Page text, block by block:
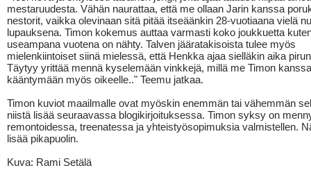
mestaruudesta. Vähän naurattaa, että me ollaan Jarin kanssa
nestorit, vaikka olevinaan sitä pitää itseäänkin 28-vuotiaana vielä
lupauksena. Timon kokemus auttaa varmasti koko joukkuetta
useampana vuotena on nähty. Talven jääratakisoista tulee myös
mielenkiintoiset siinä mielessä, että Henkka ajaa sielläkin aika
Täytyy yrittää mennä kyselemään vinkkejä, millä me Timon
kääntymään myös oikeelle.." Teemu jatkaa.
Timon kuviot maailmalle ovat myöskin enemmän tai vähemmän
niistä lisää seuraavassa blogikirjoituksessa. Timon syksy on
remontoidessa, treenatessa ja yhteistyösopimuksia valmistellen.
lisää pikapuolin.
Kuva: Rami Setälä